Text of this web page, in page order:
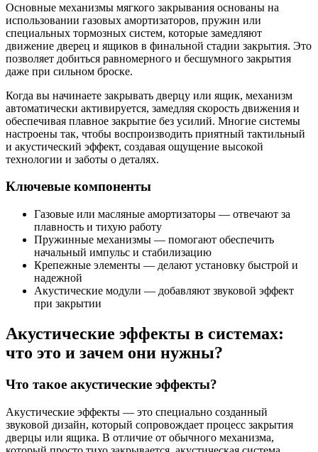
Основные механизмы мягкого закрывания основаны на
использовании газовых амортизаторов, пружин или
специальных тормозных систем, которые замедляют
движение дверец и ящиков в финальной стадии закрытия. Это
позволяет добиться равномерного и бесшумного закрытия
даже при сильном броске.
Когда вы начинаете закрывать дверцу или ящик, механизм
автоматически активируется, замедляя скорость движения и
обеспечивая плавное закрытие без усилий. Многие системы
настроены так, чтобы воспроизводить приятный тактильный
и акустический эффект, создавая ощущение высокой
технологии и заботы о деталях.
Ключевые компоненты
Газовые или масляные амортизаторы — отвечают за
плавность и тихую работу
Пружинные механизмы — помогают обеспечить
начальный импульс и стабилизацию
Крепежные элементы — делают установку быстрой и
надежной
Акустические модули — добавляют звуковой эффект
при закрытии
Акустические эффекты в системах:
что это и зачем они нужны?
Что такое акустические эффекты?
Акустические эффекты — это специально созданный
звуковой дизайн, который сопровождает процесс закрытия
дверцы или ящика. В отличие от обычного механизма,